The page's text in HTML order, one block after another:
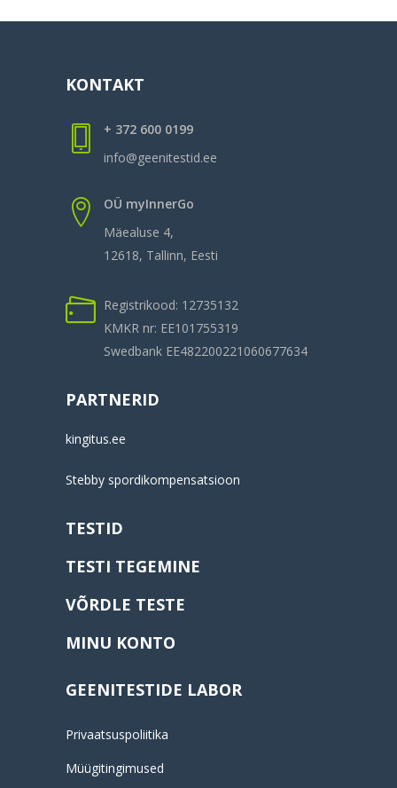
KONTAKT
+ 372 600 0199
info@geenitestid.ee
OÜ myInnerGo
Mäealuse 4,
12618, Tallinn, Eesti
Registrikood: 12735132
KMKR nr: EE101755319
Swedbank EE482200221060677634
PARTNERID
kingitus.ee
Stebby spordikompensatsioon
TESTID
TESTI TEGEMINE
VÕRDLE TESTE
MINU KONTO
GEENITESTIDE LABOR
Privaatsuspoliitika
Müügitingimused